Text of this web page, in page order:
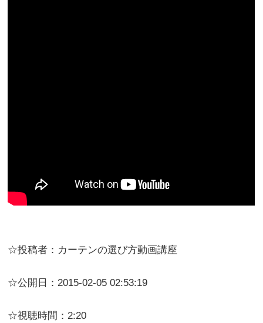
☆投稿者：カーテンの選び方動画講座
☆公開日：2015-02-05 02:53:19
☆視聴時間：2:20